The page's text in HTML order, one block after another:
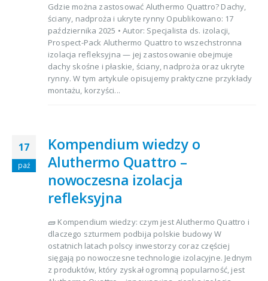
Gdzie można zastosować Aluthermo Quattro? Dachy,
ściany, nadproża i ukryte rynny Opublikowano: 17
października 2025 • Autor: Specjalista ds. izolacji,
Prospect-Pack Aluthermo Quattro to wszechstronna
izolacja refleksyjna — jej zastosowanie obejmuje
dachy skośne i płaskie, ściany, nadproża oraz ukryte
rynny. W tym artykule opisujemy praktyczne przykłady
montażu, korzyści...
17
paź
Kompendium wiedzy o
Aluthermo Quattro –
nowoczesna izolacja
refleksyjna
🧱 Kompendium wiedzy: czym jest Aluthermo Quattro i
dlaczego szturmem podbija polskie budowy W
ostatnich latach polscy inwestorzy coraz częściej
sięgają po nowoczesne technologie izolacyjne. Jednym
z produktów, który zyskał ogromną popularność, jest